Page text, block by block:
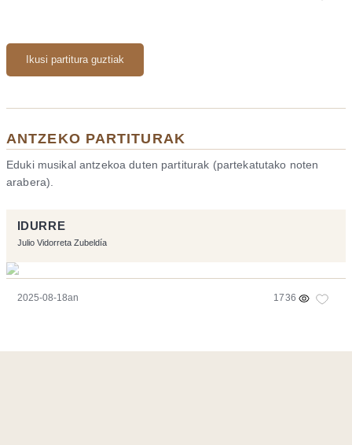
Ikusi partitura guztiak
ANTZEKO PARTITURAK
Eduki musikal antzekoa duten partiturak (partekatutako noten
arabera).
IDURRE
Julio Vidorreta Zubeldía
2025-08-18an 1736